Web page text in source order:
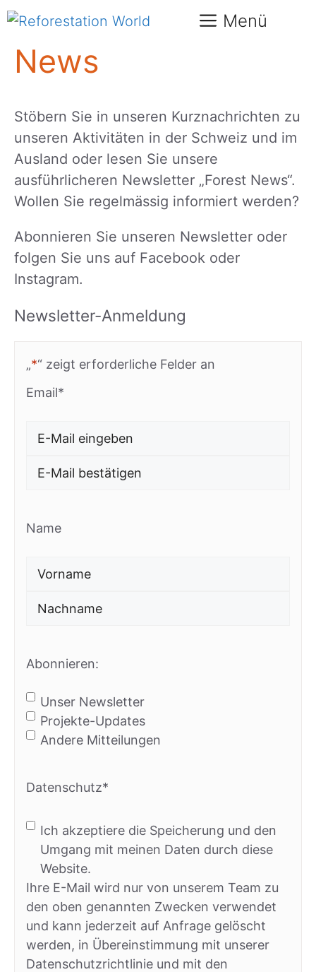
Springe
zum
Inhalt
Menü
News
Stöbern Sie in unseren Kurznachrichten zu
unseren Aktivitäten in der Schweiz und im
Ausland oder lesen Sie unsere
ausführlicheren Newsletter „Forest News“.
Wollen Sie regelmässig informiert werden?
Abonnieren Sie unseren Newsletter oder
folgen Sie uns auf Facebook oder
Instagram.
Newsletter-Anmeldung
„*“ zeigt erforderliche Felder an
Email*
bestätigen
Name
Abonnieren:
Unser Newsletter
Projekte-Updates
Andere Mitteilungen
Datenschutz*
Ich akzeptiere die Speicherung und den
Umgang mit meinen Daten durch diese
Website.
Ihre E-Mail wird nur von unserem Team zu
den oben genannten Zwecken verwendet
und kann jederzeit auf Anfrage gelöscht
werden, in Übereinstimmung mit unserer
Datenschutzrichtlinie und mit den